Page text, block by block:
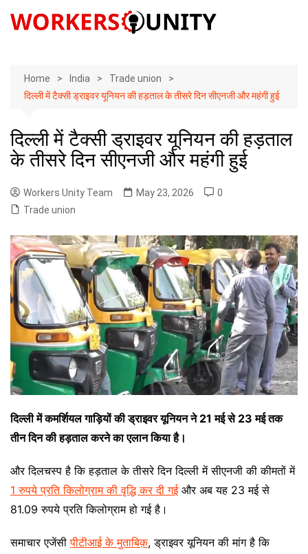
Home India
Trade union
दिल्ली में टैक्सी ड्राइवर यूनियन की हड़ताल के तीसरे दिन सीएनजी और महंगी हुई
दिल्ली में टैक्सी ड्राइवर यूनियन की हड़ताल
के तीसरे दिन सीएनजी और महंगी हुई
Workers Unity Team May 23, 2026
0
Trade union
दिल्ली में कमर्शियल गाड़ियों की ड्राइवर यूनियन ने 21 मई से 23 मई तक
तीन दिन की हड़ताल करने का एलान किया है।
और दिलचस्प है कि हड़ताल के तीसरे दिन दिल्ली मेंसीएनजी की कीमतों में
1 रुपये प्रति किलोग्राम की वृद्धि कर दी गईऔर अब यह 23 मई से
81.09 रुपये प्रति किलोग्राम हो गई है।
समाचार एजेंसीपीटीआई के मुताबिक़, ड्राइवर यूनियन की मांग है कि